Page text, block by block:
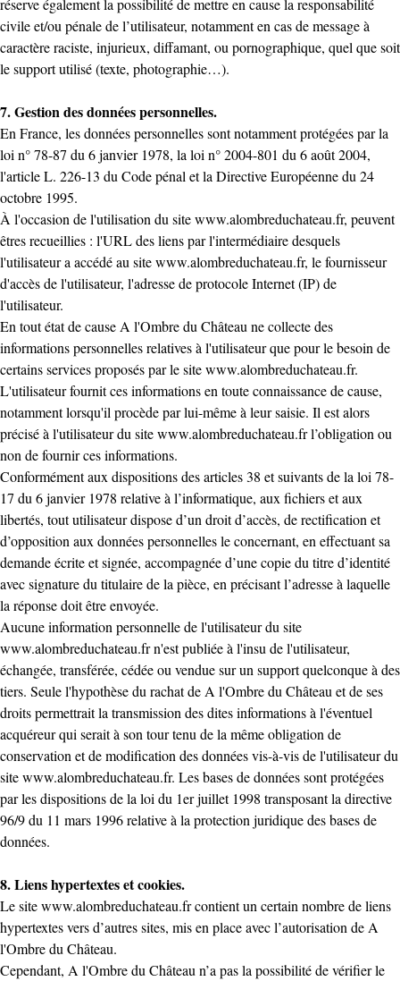
réserve également la possibilité de mettre en cause la responsabilité
civile et/ou pénale de l’utilisateur, notamment en cas de message à
caractère raciste, injurieux, diffamant, ou pornographique, quel que soit
le support utilisé (texte, photographie…).
7. Gestion des données personnelles.
En France, les données personnelles sont notamment protégées par la
loi n° 78-87 du 6 janvier 1978, la loi n° 2004-801 du 6 août 2004,
l'article L. 226-13 du Code pénal et la Directive Européenne du 24
octobre 1995.
À l'occasion de l'utilisation du sitewww.alombreduchateau.fr, peuvent
êtres recueillies : l'URL des liens par l'intermédiaire desquels
l'utilisateur a accédé au sitewww.alombreduchateau.fr, le fournisseur
d'accès de l'utilisateur, l'adresse de protocole Internet (IP) de
l'utilisateur.
En tout état de cause A l'Ombre du Château ne collecte des
informations personnelles relatives à l'utilisateur que pour le besoin de
certains services proposés par le sitewww.alombreduchateau.fr.
L'utilisateur fournit ces informations en toute connaissance de cause,
notamment lorsqu'il procède par lui-même à leur saisie. Il est alors
précisé à l'utilisateur du sitewww.alombreduchateau.frl’obligation ou
non de fournir ces informations.
Conformément aux dispositions des articles 38 et suivants de la loi 78-
17 du 6 janvier 1978 relative à l’informatique, aux fichiers et aux
libertés, tout utilisateur dispose d’un droit d’accès, de rectification et
d’opposition aux données personnelles le concernant, en effectuant sa
demande écrite et signée, accompagnée d’une copie du titre d’identité
avec signature du titulaire de la pièce, en précisant l’adresse à laquelle
la réponse doit être envoyée.
Aucune information personnelle de l'utilisateur du site
www.alombreduchateau.frn'est publiée à l'insu de l'utilisateur,
échangée, transférée, cédée ou vendue sur un support quelconque à des
tiers. Seule l'hypothèse du rachat de A l'Ombre du Château et de ses
droits permettrait la transmission des dites informations à l'éventuel
acquéreur qui serait à son tour tenu de la même obligation de
conservation et de modification des données vis-à-vis de l'utilisateur du
sitewww.alombreduchateau.fr. Les bases de données sont protégées
par les dispositions de la loi du 1er juillet 1998 transposant la directive
96/9 du 11 mars 1996 relative à la protection juridique des bases de
données.
8. Liens hypertextes et cookies.
Le sitewww.alombreduchateau.frcontient un certain nombre de liens
hypertextes vers d’autres sites, mis en place avec l’autorisation de A
l'Ombre du Château.
Cependant, A l'Ombre du Château n’a pas la possibilité de vérifier le